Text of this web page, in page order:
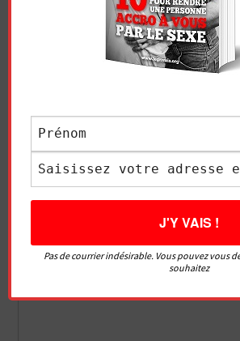
articles
L’ÉRECTION
VOTRE
LAISSER UN COMMENTAIRE
COMMENTAIRE*
Pas de courrier indésirable. Vous pouvez vous
souhaitez